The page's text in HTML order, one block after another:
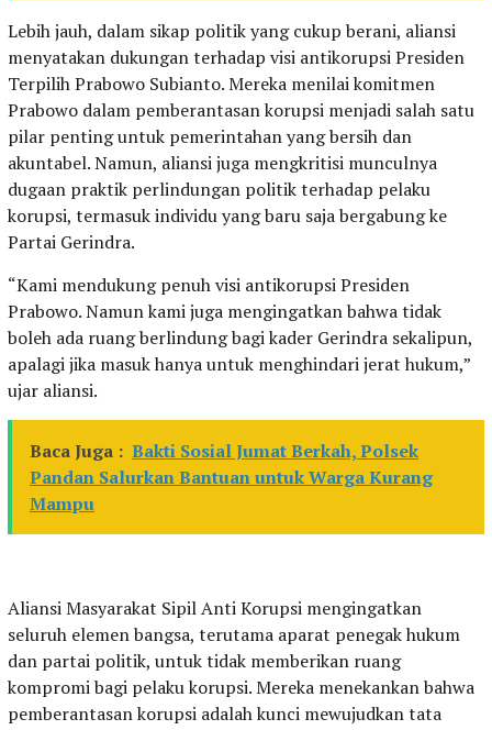
Lebih jauh, dalam sikap politik yang cukup berani, aliansi
menyatakan dukungan terhadap visi antikorupsi Presiden
Terpilih Prabowo Subianto. Mereka menilai komitmen
Prabowo dalam pemberantasan korupsi menjadi salah satu
pilar penting untuk pemerintahan yang bersih dan
akuntabel. Namun, aliansi juga mengkritisi munculnya
dugaan praktik perlindungan politik terhadap pelaku
korupsi, termasuk individu yang baru saja bergabung ke
Partai Gerindra.
“Kami mendukung penuh visi antikorupsi Presiden
Prabowo. Namun kami juga mengingatkan bahwa tidak
boleh ada ruang berlindung bagi kader Gerindra sekalipun,
apalagi jika masuk hanya untuk menghindari jerat hukum,”
ujar aliansi.
Baca Juga : Bakti Sosial Jumat Berkah, Polsek
Pandan Salurkan Bantuan untuk Warga Kurang
Mampu
Aliansi Masyarakat Sipil Anti Korupsi mengingatkan
seluruh elemen bangsa, terutama aparat penegak hukum
dan partai politik, untuk tidak memberikan ruang
kompromi bagi pelaku korupsi. Mereka menekankan bahwa
pemberantasan korupsi adalah kunci mewujudkan tata